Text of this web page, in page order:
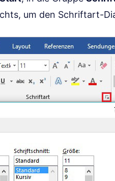
um den Schriftart-